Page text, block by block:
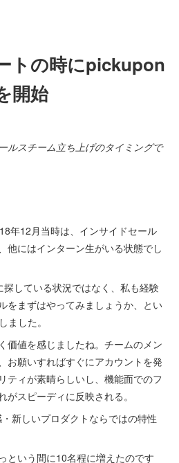
トの時にpickupon
開始
ルスチーム立ち上げのタイミングで
年12月当時は、インサイドセール
他にはインターン生がいる状態でし
している状況ではなく、私も経験
をまずはやってみましょうか、とい
ました。
価値を感じましたね。チームのメン
お願いすればすぐにアカウントを発
ティが素晴らしいし、機能面でのフ
がスピーディに反映される。
新しいプロダクトならではの特性
という間に10名程に増えたのです